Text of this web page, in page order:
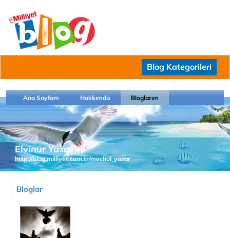
Blog Kategorileri
Ana Sayfam Hakkımda Bloglarım
Elvinur Yazar
http://blog.milliyet.com.tr/mechul_yazar
Bloglar